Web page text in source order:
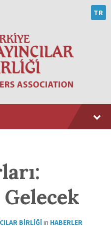
TR
BIRLIĞIin HABERLER